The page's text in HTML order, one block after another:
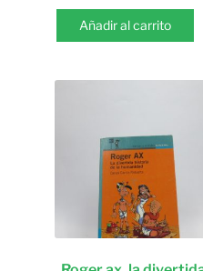
Añadir al carrito